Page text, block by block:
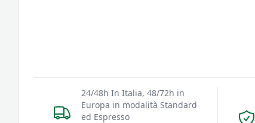
24/48h In Italia, 48/72h in
Europa in modalità Standard
ed Espresso